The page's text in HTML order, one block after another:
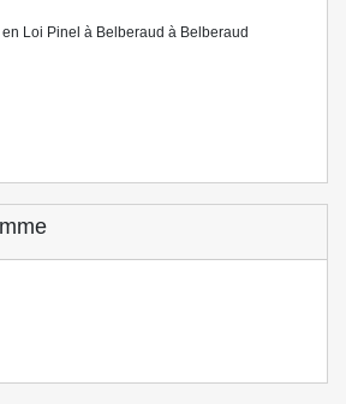
Loi Pinel à Belberaud à Belberaud